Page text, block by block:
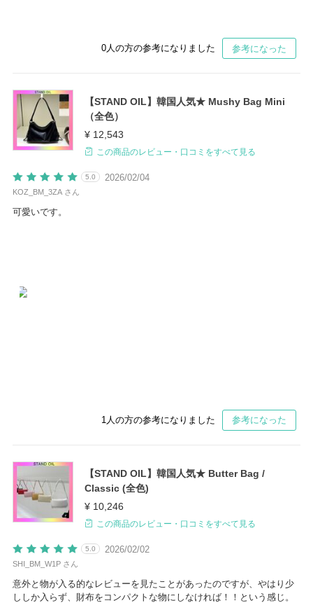
0人の方の参考になりました 参考になった
【STAND OIL】韓国人気★ Mushy Bag Mini
（全色）
¥ 12,543
この商品のレビュー・口コミをすべて見る
2026/02/04
5.0
KOZ_BM_3ZA さん
可愛いです。
1 人の方の参考になりました 参考になった
【STAND OIL】韓国人気★ Butter Bag /
Classic (全色)
¥ 10,246
この商品のレビュー・口コミをすべて見る
2026/02/02
5.0
SHI_BM_W1P さん
意外と物が入る的なレビューを見たことがあったのですが、やはり少
ししか入らず、財布をコンパクトな物にしなければ！！という感じ。